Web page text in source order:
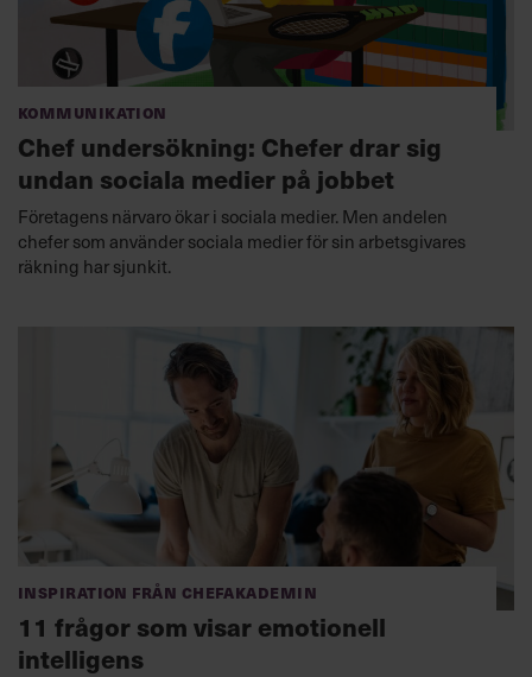
Kommunikation
Chef undersökning: Chefer drar sig
undan sociala medier på jobbet
Företagens närvaro ökar i sociala medier. Men andelen
chefer som använder sociala medier för sin arbetsgivares
räkning har sjunkit.
Inspiration från Chefakademin
11 frågor som visar emotionell
intelligens